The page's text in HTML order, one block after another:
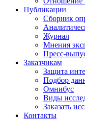
Публикации
Сборник
Журнал
Мнения
Пресс-
Заказчикам
Защита
Подбор
Омнибус
Виды
Заказать
Контакты